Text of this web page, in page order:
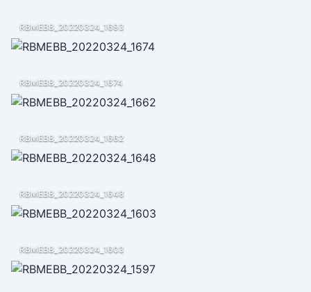
RBMEBB_20220324_1693
RBMEBB_20220324_1674
RBMEBB_20220324_1662
RBMEBB_20220324_1648
RBMEBB_20220324_1603